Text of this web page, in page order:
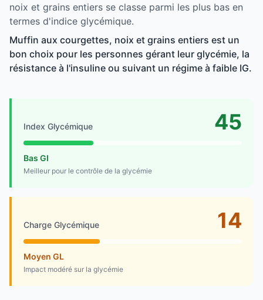
noix et grains entiers se classe parmi les plus bas en
termes d'indice glycémique.
Muffin aux courgettes, noix et grains entiers est un
bon choix pour les personnes gérant leur glycémie, la
résistance à l'insuline ou suivant un régime à faible IG.
Index Glycémique 45
Bas GI
Meilleur pour le contrôle de la glycémie
Charge Glycémique 14
Moyen GL
Impact modéré sur la glycémie